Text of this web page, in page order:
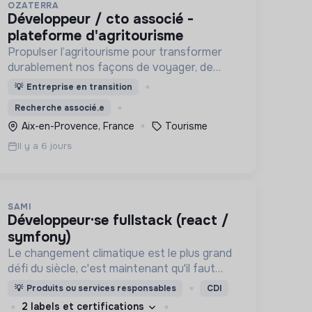
OZATERRA
développeur / cto associé -
plateforme d'agritourisme
Propulser l’agritourisme pour transformer
durablement nos façons de voyager, de
consommer et nos territoires.
💡 Entreprise en transition
Recherche associé.e
Aix-en-Provence, France Tourisme
Il y a 6 jours
SAMI
développeur·se fullstack (react /
symfony)
Le changement climatique est le plus grand
défi du siècle, c'est maintenant qu'il faut
agir. Sami est là pour permettre à chaque
entreprise de faire sa part pour le climat 🦾
💡 Produits ou services responsables CDI
2 labels et certifications